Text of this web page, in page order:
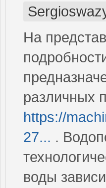
На
различных
https://
27... .
воды